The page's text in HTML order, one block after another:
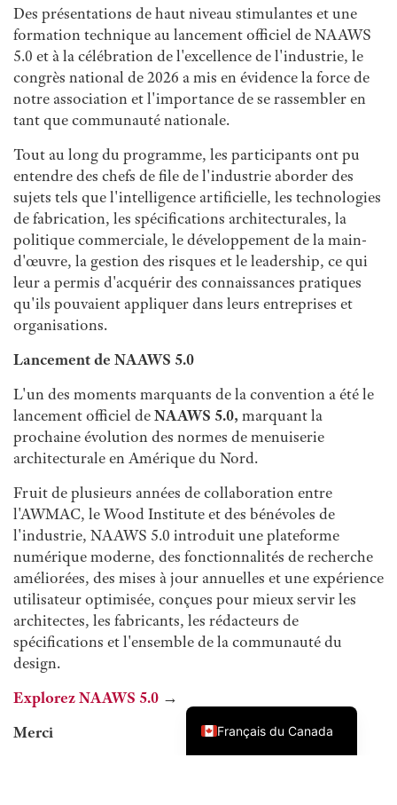
Des présentations de haut niveau stimulantes et une
formation technique au lancement officiel de NAAWS
5.0 et à la célébration de l'excellence de l'industrie, le
congrès national de 2026 a mis en évidence la force de
notre association et l'importance de se rassembler en
tant que communauté nationale.
Tout au long du programme, les participants ont pu
entendre des chefs de file de l'industrie aborder des
sujets tels que l'intelligence artificielle, les technologies
de fabrication, les spécifications architecturales, la
politique commerciale, le développement de la main-
d'œuvre, la gestion des risques et le leadership, ce qui
leur a permis d'acquérir des connaissances pratiques
qu'ils pouvaient appliquer dans leurs entreprises et
organisations.
Lancement de NAAWS 5.0
L'un des moments marquants de la convention a été le
lancement officiel deNAAWS 5.0, marquant la
prochaine évolution des normes de menuiserie
architecturale en Amérique du Nord.
Fruit de plusieurs années de collaboration entre
l'AWMAC, le Wood Institute et des bénévoles de
l'industrie, NAAWS 5.0 introduit une plateforme
numérique moderne, des fonctionnalités de recherche
améliorées, des mises à jour annuelles et une expérience
utilisateur optimisée, conçues pour mieux servir les
architectes, les fabricants, les rédacteurs de
spécifications et l'ensemble de la communauté du
design.
Explorez NAAWS 5.0 →
Merci
Français du Canada